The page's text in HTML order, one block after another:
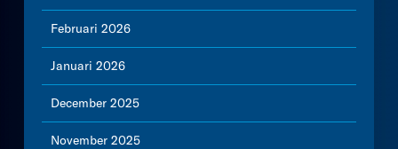
Februari 2026
Januari 2026
December 2025
November 2025